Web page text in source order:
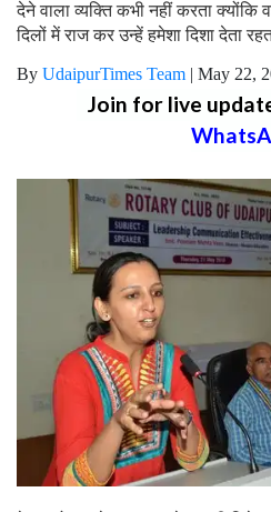
देने वाला व्यक्ति कभी नहीं करता
दिलों में राज कर उन्हें हमेशा दिशा देता
By UdaipurTimes Team | May 22,
Join for live